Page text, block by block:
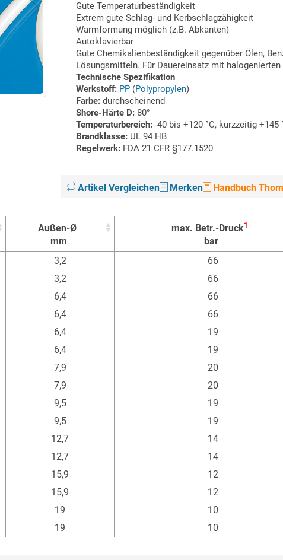
Gute Temperaturbeständigkeit
Extrem gute Schlag- und Kerbschlagzähigkeit
Warmformung möglich (z.B. Abkanten)
Autoklavierbar
Gute Chemikalienbeständigkeit gegenüber Ölen,
Lösungsmitteln. Für Dauereinsatz mit
Technische Spezifikation
Werkstoff: PP (Polypropylen)
Farbe: durchscheinend
Shore-Härte D: 80°
Temperaturbereich: -40 bis +120 °C, kurzzeitig +145
Brandklasse: UL 94 HB
Regelwerk: FDA 21 CFR §177.1520
Artikel Vergleichen Merken Handbuch
Außen-Ø
mm
max. Betr.-Druck1
bar
Außen-Ø
max. Betr.-Druck
3,2 66
3,2 66
6,4 66
6,4 66
6,4 19
6,4 19
7,9 20
7,9 20
9,5 19
9,5 19
12,7 14
12,7 14
15,9 12
15,9 12
19 10
19 10